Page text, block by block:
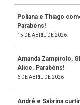
Poliana e Thiago
Parabéns!
15 DE ABRIL DE 2026
Amanda Zampirolo,
Alice. Parabéns!
6 DE ABRIL DE 2026
André e Sabrina